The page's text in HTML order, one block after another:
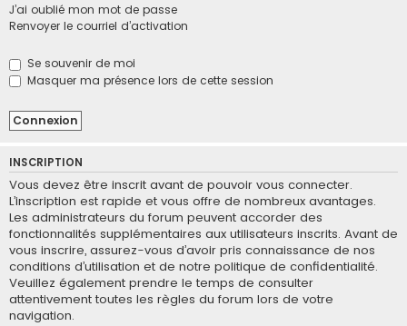
J’ai oublié mon mot de passe
Renvoyer le courriel d’activation
Se souvenir de moi
Masquer ma présence lors de cette session
INSCRIPTION
Vous devez être inscrit avant de pouvoir vous connecter.
L’inscription est rapide et vous offre de nombreux avantages.
Les administrateurs du forum peuvent accorder des
fonctionnalités supplémentaires aux utilisateurs inscrits. Avant de
vous inscrire, assurez-vous d’avoir pris connaissance de nos
conditions d’utilisation et de notre politique de confidentialité.
Veuillez également prendre le temps de consulter
attentivement toutes les règles du forum lors de votre
navigation.